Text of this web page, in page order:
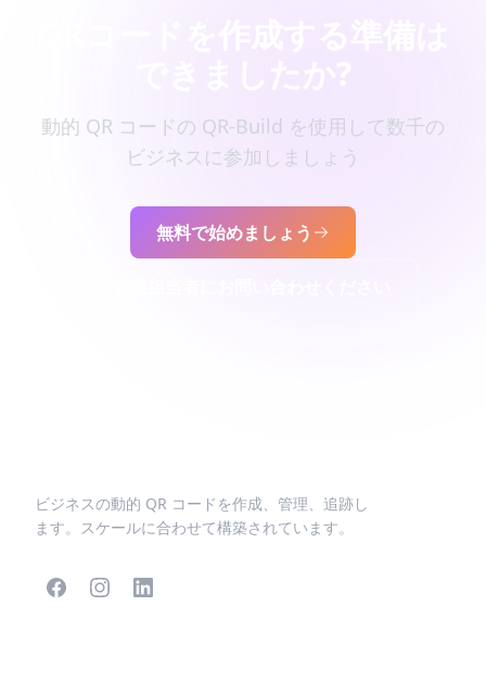
動的 QR コードの QR-Build を使用して数千の
ビジネスに参加しましょう
無料で始めましょう
ビジネスの動的 QR コードを作成、管理、追跡し
ます。スケールに合わせて構築されています。